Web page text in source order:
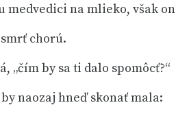
medvedici na mlieko, však
chorú.
„čím by sa ti dalo spomôcť?“
naozaj hneď skonať mala: